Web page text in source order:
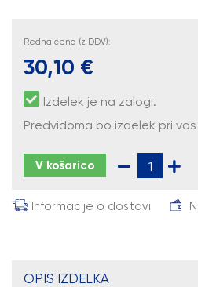
Redna cena (z DDV):
30,10 €
Izdelek je na zalogi.
Predvidoma bo izdelek pri
V košarico
Informacije o dostavi
OPIS IZDELKA